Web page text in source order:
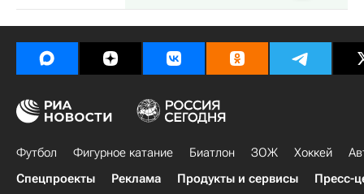
Футбол Фигурное катание Биатлон ЗОЖ Хоккей
Спецпроекты
Реклама Продукты и сервисы Пресс-